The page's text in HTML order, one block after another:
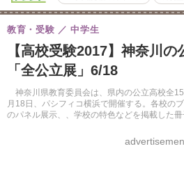
親子で考える大学選び 高校受験 中学受験
共通テスト 夏休み
8月開催イベント・WS 全国公立高校 過去問
自由研究教材（小学生向け）
【高校受験2017】神奈川
「全公立展」6/18
神奈川県教育委員会は、県内の公立高校全
月18日、パシフィコ横浜で開催する。各校の
のパネル展示、、学校の特色などを掲載した
教育・受験 中学生